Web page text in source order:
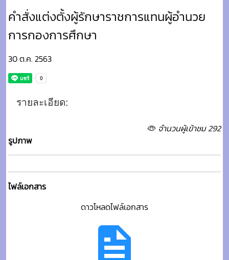
คำสั่งแต่งตั้งผู้รักษาราชการแทนผู้อำนวย
การกองการศึกษา
30 ต.ค. 2563
รายละเอียด:
จำนวนผู้เข้าชม 292
รูปภาพ
ไฟล์เอกสาร
ดาวโหลดไฟล์เอกสาร